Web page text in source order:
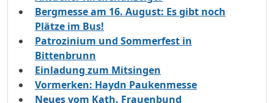
Bergmesse am 16. August: Es gibt noch
Plätze im Bus!
Patrozinium und Sommerfest in
Bittenbrunn
Einladung zum Mitsingen
Vormerken: Haydn Paukenmesse
Neues vom Kath. Frauenbund